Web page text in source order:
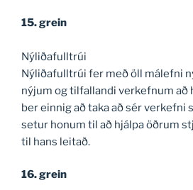
15. grein
Nýliðafulltrúi
Nýliðafulltrúi fer með öll málefni
nýjum og tilfallandi verkefnum að
ber einnig að taka að sér verkefni
setur honum til að hjálpa öðrum
til hans leitað.
16. grein